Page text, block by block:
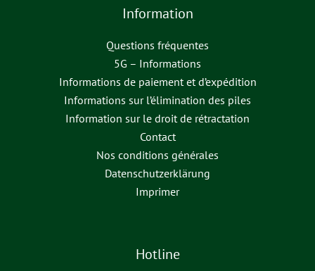
Information
Questions fréquentes
5G – Informations
Informations de paiement et d’expédition
Informations sur l’élimination des piles
Information sur le droit de rétractation
Contact
Nos conditions générales
Datenschutzerklärung
Imprimer
Hotline